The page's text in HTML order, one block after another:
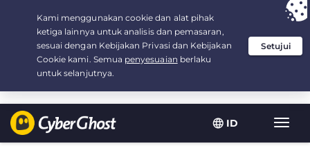
ID
Your choice: The Best Dealfor 2.1666666666667-years at $
/month